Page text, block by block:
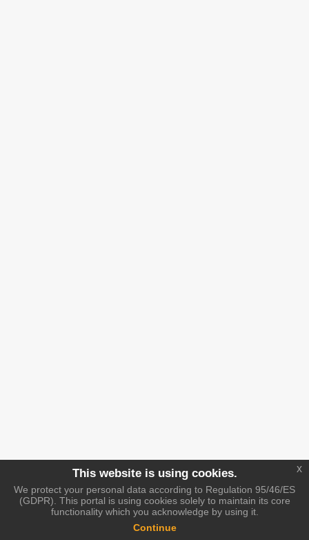
This website is using cookies.
We protect your personal data according to Regulation 95/46/ES
(GDPR). This portal is using cookies solely to maintain its core
functionality which you acknowledge by using it.
Continue
x